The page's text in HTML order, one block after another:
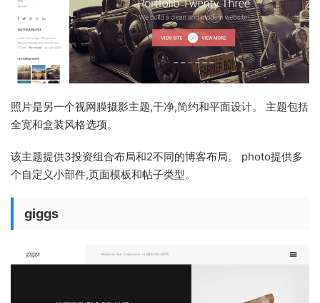
照片是另一个视网膜摄影主题,干净,简约和平面设计。 主题包括
全宽和盒装风格选项。
该主题提供3投资组合布局和2不同的博客布局。 photo提供多
个自定义小部件,页面模板和帖子类型。
giggs